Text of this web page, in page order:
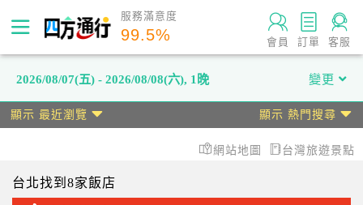
服務滿意度
99.5% 會員 訂單 客服
2026/08/07(五) - 2026/08/08(六), 1晚 變更
顯示 最近瀏覽 顯示 熱門搜尋
網站地圖 台灣旅遊景點
台北找到8家飯店